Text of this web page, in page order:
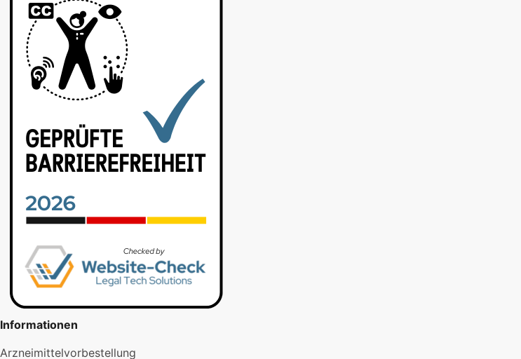
Informationen
Arzneimittelvorbestellung